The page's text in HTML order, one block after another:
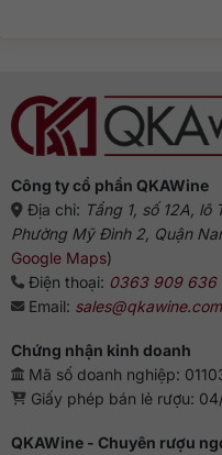
Gợi
ý
chuẩn
vị
từ
chuyên
Công ty cổ phần QKAWine
Địa chỉ: Tầng 1, số 12A,
Phường Mỹ Đình 2, Quận
Google Maps)
Điện thoại: 0363 909 636
Email: sales@qkawine.com
Chứng nhận kinh doanh
Mã số doanh nghiệp:
Giấy phép bán lẻ rượu:
QKAWine - Chuyên rượu